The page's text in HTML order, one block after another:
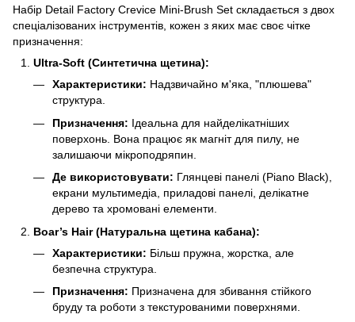
Набір Detail Factory Crevice Mini-Brush Set складається з двох
спеціалізованих інструментів, кожен з яких має своє чітке
призначення:
Ultra-Soft (Синтетична щетина):
Характеристики: Надзвичайно м'яка, "плюшева"
структура.
Призначення: Ідеальна для найделікатніших
поверхонь. Вона працює як магніт для пилу, не
залишаючи мікроподряпин.
Де використовувати: Глянцеві панелі (Piano Black),
екрани мультимедіа, приладові панелі, делікатне
дерево та хромовані елементи.
Boar’s Hair (Натуральна щетина кабана):
Характеристики: Більш пружна, жорстка, але
безпечна структура.
Призначення: Призначена для збивання стійкого
бруду та роботи з текстурованими поверхнями.